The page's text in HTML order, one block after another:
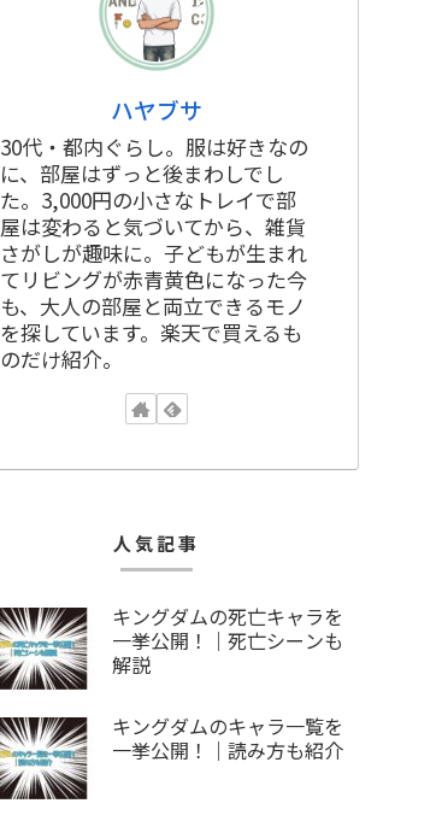
ハヤブサ
30代・都内ぐらし。服は好きなの
に、部屋はずっと後まわしでし
た。3,000円の小さなトレイで部
屋は変わると気づいてから、雑貨
さがしが趣味に。子どもが生まれ
てリビングが赤青黄色になった今
も、大人の部屋と両立できるモノ
を探しています。楽天で買えるも
のだけ紹介。
人気記事
キングダムの死亡キャラを
一挙公開！｜死亡シーンも
解説
キングダムのキャラ一覧を
一挙公開！｜読み方も紹介